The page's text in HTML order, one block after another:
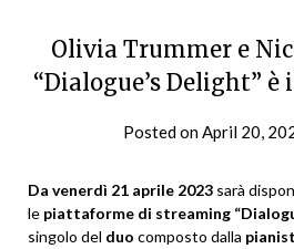
Olivia Trummer e
“Dialogue’s Delight”
Posted onApril 20,
Da venerdì 21 aprile 2023 sarà
le piattaforme di streaming
singolo del duo composto dalla